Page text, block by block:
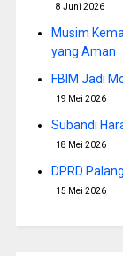
8 Juni 2026
Musim
yang Aman
FBIM Jadi
19 Mei 2026
Subandi
18 Mei 2026
DPRD
15 Mei 2026